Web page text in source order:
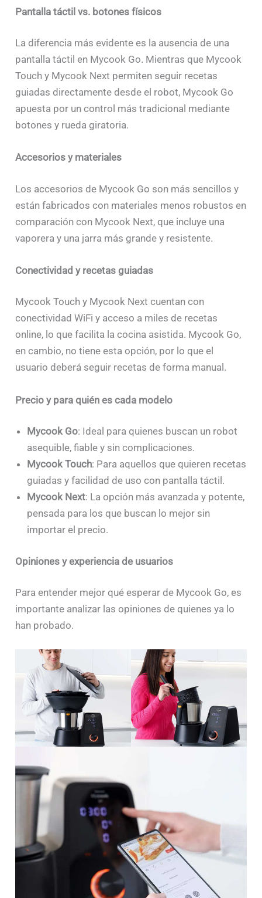
Pantalla táctil vs. botones físicos
La diferencia más evidente es la ausencia de una
pantalla táctil en Mycook Go. Mientras que Mycook
Touch y Mycook Next permiten seguir recetas
guiadas directamente desde el robot, Mycook Go
apuesta por un control más tradicional mediante
botones y rueda giratoria.
Accesorios y materiales
Los accesorios de Mycook Go son más sencillos y
están fabricados con materiales menos robustos en
comparación con Mycook Next, que incluye una
vaporera y una jarra más grande y resistente.
Conectividad y recetas guiadas
Mycook Touch y Mycook Next cuentan con
conectividad WiFi y acceso a miles de recetas
online, lo que facilita la cocina asistida. Mycook Go,
en cambio, no tiene esta opción, por lo que el
usuario deberá seguir recetas de forma manual.
Precio y para quién es cada modelo
Mycook Go: Ideal para quienes buscan un robot
asequible, fiable y sin complicaciones.
Mycook Touch: Para aquellos que quieren recetas
guiadas y facilidad de uso con pantalla táctil.
Mycook Next: La opción más avanzada y potente,
pensada para los que buscan lo mejor sin
importar el precio.
Opiniones y experiencia de usuarios
Para entender mejor qué esperar de Mycook Go, es
importante analizar las opiniones de quienes ya lo
han probado.